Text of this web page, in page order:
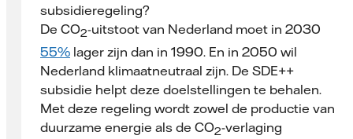
subsidieregeling?
De CO2-uitstoot van Nederland moet in 2030
55%lager zijn dan in 1990. En in 2050 wil
Nederland klimaatneutraal zijn. De SDE++
subsidie helpt deze doelstellingen te behalen.
Met deze regeling wordt zowel de productie van
duurzame energie als de CO2-verlaging